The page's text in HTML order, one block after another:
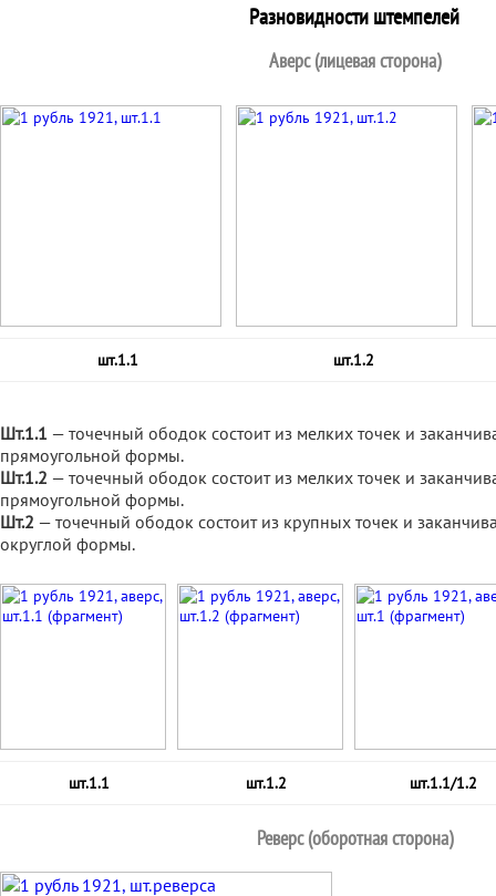
Разновидности штемпелей
Аверс (лицевая сторона)
шт.1.1 шт.1.2
Шт.1.1 — точечный ободок состоит из мелких точек и
прямоугольной формы.
Шт.1.2 — точечный ободок состоит из мелких точек и
прямоугольной формы.
Шт.2 — точечный ободок состоит из крупных точек и
округлой формы.
шт.1.1 шт.1.2 шт.1.1/1.2
Реверс (оборотная сторона)